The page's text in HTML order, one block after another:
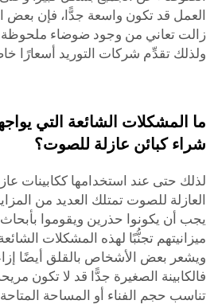
العمل قد تكون واسعة جدًّا، فإن
زالت تعاني من وجود ضوضاء ملحوظة
ولذلك تقدِّم شركات التوريد أسعارًا
ما المشكلات الشائعة التي
شراء كبائن عازلة للصوت؟
لذلك حتى عند استخدامها ككابينات
العازلة للصوت تمتلك العديد من
يجب أن يكونوا حذرين ويقوموا
ميزانيتهم تجنُّبًا لهذه المشكلات
ويشعر بعض الأشخاص بالقلق أيضًا
فالكابينة الصغيرة جدًّا قد لا تكون
تناسب حجم الفناء أو المساحة